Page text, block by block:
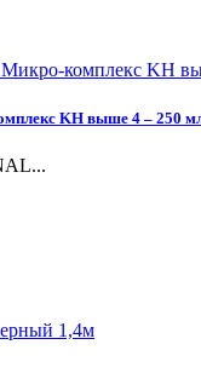
KH выше 4 – 250